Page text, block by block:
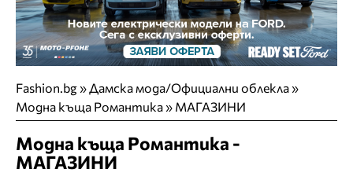
Fashion.bg»Дамска мода/Официални облекла»
Модна къща Романтика» МАГАЗИНИ
Модна къща Романтика -
МАГАЗИНИ